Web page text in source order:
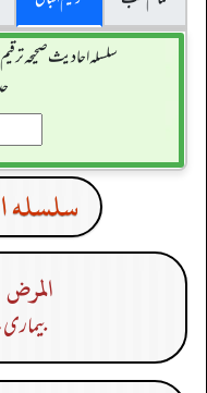
سلسله احاديث صحيحه
المرض